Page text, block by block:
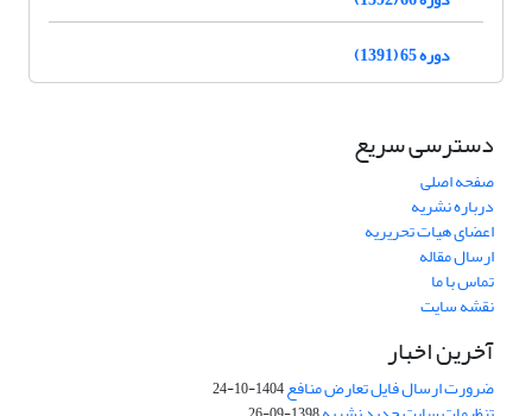
دوره 65 (1391)
دسترسی سریع
صفحه اصلی
درباره نشریه
اعضای هیات تحریریه
ارسال مقاله
تماس با ما
نقشه سایت
آخرین اخبار
ضرورت ارسال فایل تعارض منافع1404-10-24